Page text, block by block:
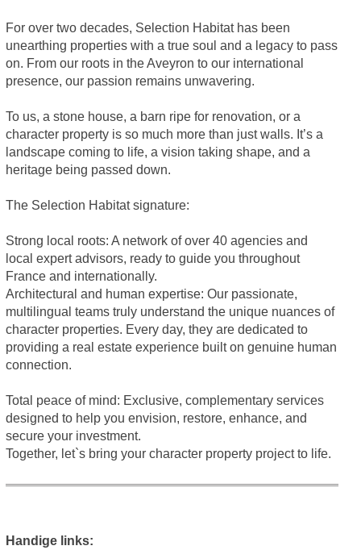
For over two decades, Selection Habitat has been
unearthing properties with a true soul and a legacy to pass
on. From our roots in the Aveyron to our international
presence, our passion remains unwavering.
To us, a stone house, a barn ripe for renovation, or a
character property is so much more than just walls. It’s a
landscape coming to life, a vision taking shape, and a
heritage being passed down.
The Selection Habitat signature:
Strong local roots: A network of over 40 agencies and
local expert advisors, ready to guide you throughout
France and internationally.
Architectural and human expertise: Our passionate,
multilingual teams truly understand the unique nuances of
character properties. Every day, they are dedicated to
providing a real estate experience built on genuine human
connection.
Total peace of mind: Exclusive, complementary services
designed to help you envision, restore, enhance, and
secure your investment.
Together, let`s bring your character property project to life.
Handige links: